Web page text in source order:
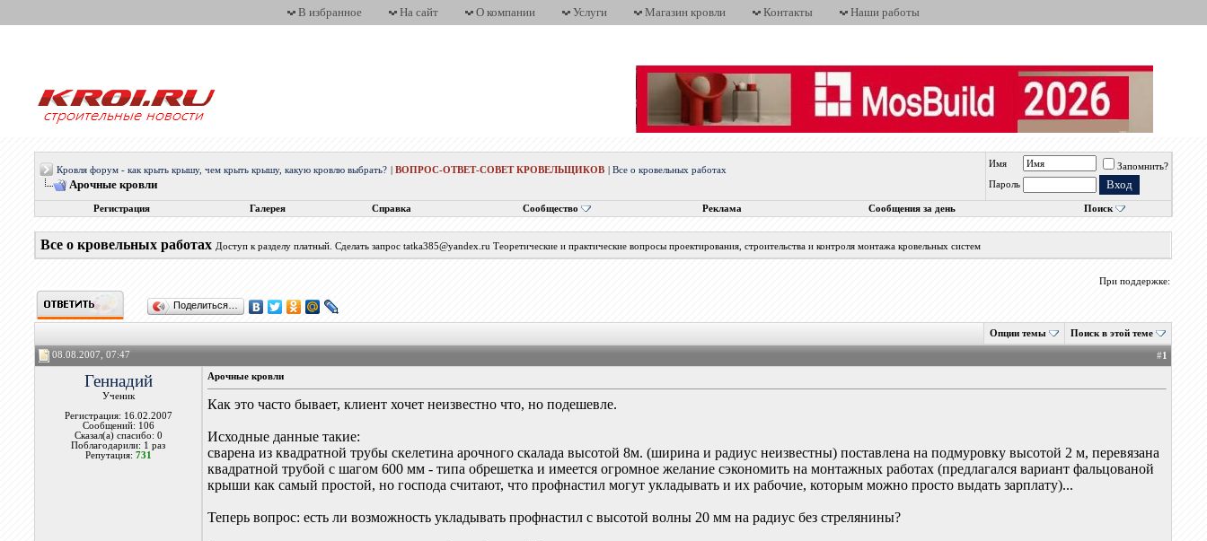
В избранное На сайт О компании Услуги Магазин кровли Контакты Наши работы
Кровля форум - как крыть крышу, чем крыть крышу, какую кровлю выбрать? |ВОПРОС-ОТВЕТ-СОВЕТ КРОВЕЛЬЩИКОВ |Все о кровельных работах
Арочные кровли
Имя
Запомнить?
Пароль
Регистрация Галерея Справка Сообщество Реклама Сообщения за день Поиск
Все о кровельных работах Доступ к разделу платный. Сделать запрос tatka385@yandex.ru Теоретические и практические вопросы проектирования, строительства и контроля монтажа кровельных систем
При поддержке:
Поделиться…
Опции темы Поиск в этой теме
08.08.2007, 07:47 #1
Геннадий
Ученик
Регистрация: 16.02.2007
Сообщений: 106
Сказал(а) спасибо: 0
Поблагодарили: 1 раз
Репутация: 731
Арочные кровли
Как это часто бывает, клиент хочет неизвестно что, но подешевле.
Исходные данные такие:
сварена из квадратной трубы скелетина арочного скалада высотой 8м. (ширина и радиус неизвестны) поставлена на подмуровку высотой 2 м, перевязана
квадратной трубой с шагом 600 мм - типа обрешетка и имеется огромное желание сэкономить на монтажных работах (предлагался вариант фальцованой
крыши как самый простой, но господа считают, что профнастил могут укладывать и их рабочие, которым можно просто выдать зарплату)...
Теперь вопрос: есть ли возможность укладывать профнастил с высотой волны 20 мм на радиус без стрелянины?